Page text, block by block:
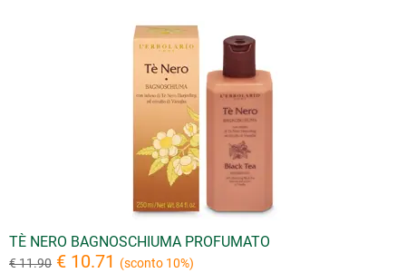
TÈ NERO BAGNOSCHIUMA PROFUMATO
€ 11.90 € 10.71 (sconto 10%)